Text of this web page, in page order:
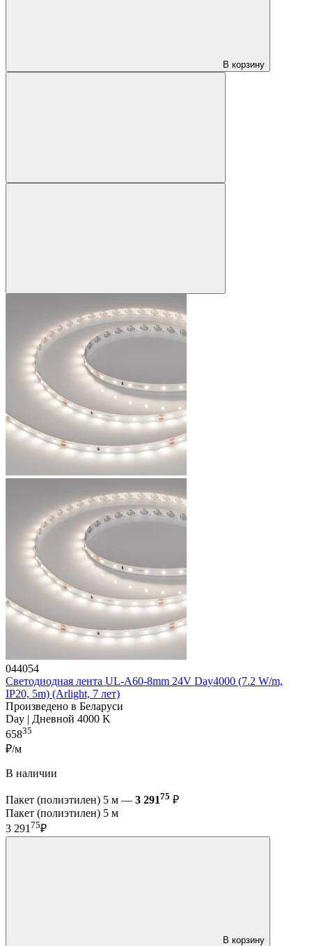
В корзину
044054
Светодиодная лента UL-A60-8mm 24V Day4000 (7.2 W/m,
IP20, 5m) (Arlight, 7 лет)
Произведено в Беларуси
Day | Дневной 4000 K
65835
₽/м
В наличии
Пакет (полиэтилен) 5 м — 3 29175 ₽
Пакет (полиэтилен) 5 м
3 29175₽
В корзину